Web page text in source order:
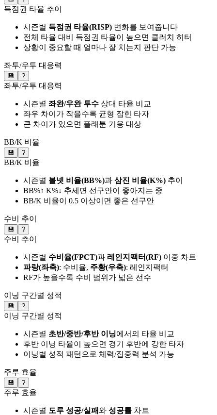
득점권 타율 추이
시즌별 득점권 타율(RISP) 변화를 보여줍니다
전체 타율 대비 득점권 타율이 높으면 클러치 히터
상황이 중요할 때 얼마나 잘 치는지 판단 가능
좌투/우투 대응력
💾 ?
좌투/우투 대응력
시즌별 좌완/우완 투수 상대 타율 비교
좌우 차이가 작을수록 균형 잡힌 타자
큰 차이가 있으면 플래툰 기용 대상
BB/K 비율
💾 ?
BB/K 비율
시즌별 볼넷 비율(BB%)과 삼진 비율(K%) 추이
BB%↑ K%↓ 추세면 선구안이 좋아지는 중
BB/K 비율이 0.5 이상이면 좋은 선구안
수비 추이
💾 ?
수비 추이
시즌별 수비율(FPCT)과 레인지팩터(RF) 이중 차트
파랑(좌축): 수비율, 주황(우축): 레인지팩터
RF가 높을수록 수비 범위가 넓은 선수
이닝 구간별 성적
💾 ?
이닝 구간별 성적
시즌별 초반/중반/후반 이닝에서의 타율 비교
후반 이닝 타율이 높으면 경기 후반에 강한 타자
이닝별 성적 패턴으로 체력/집중력 분석 가능
주루 효율
💾 ?
주루 효율
시즌별 도루 성공/실패와 성공률 차트